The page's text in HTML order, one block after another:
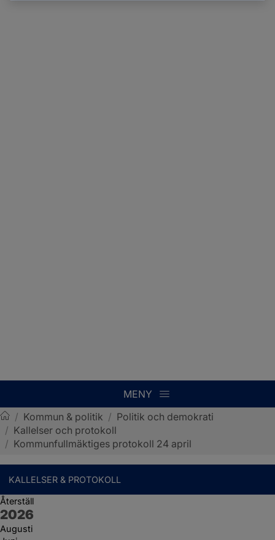
MENY
Sotenäs kommun
/ Kommun & politik / Politik och demokrati
/ Kallelser och protokoll
/ Kommunfullmäktiges protokoll 24 april
KALLELSER & PROTOKOLL
Återställ
År:
2026
Augusti